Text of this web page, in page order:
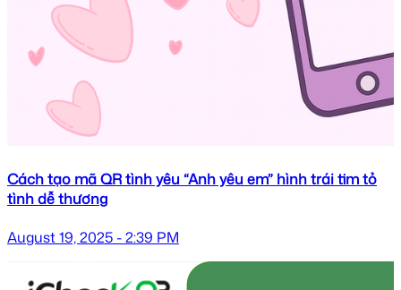
Cách tạo mã QR tình yêu “Anh yêu em” hình trái tim tỏ
tình dễ thương
August 19, 2025 - 2:39 PM